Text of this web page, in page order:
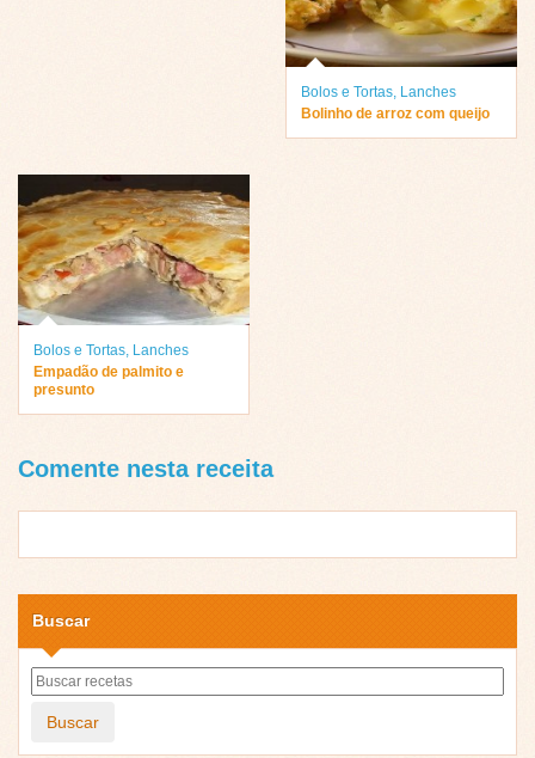
Bolos e Tortas, Lanches
Bolinho de arroz com queijo
Bolos e Tortas, Lanches
Empadão de palmito e
presunto
Comente nesta receita
Buscar
Buscar